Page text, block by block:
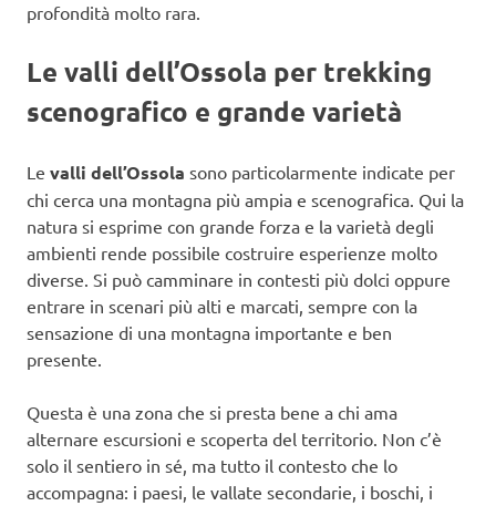
profondità molto rara.
Le valli dell’Ossola per trekking
scenografico e grande varietà
Le valli dell’Ossola sono particolarmente indicate per
chi cerca una montagna più ampia e scenografica. Qui la
natura si esprime con grande forza e la varietà degli
ambienti rende possibile costruire esperienze molto
diverse. Si può camminare in contesti più dolci oppure
entrare in scenari più alti e marcati, sempre con la
sensazione di una montagna importante e ben
presente.
Questa è una zona che si presta bene a chi ama
alternare escursioni e scoperta del territorio. Non c’è
solo il sentiero in sé, ma tutto il contesto che lo
accompagna: i paesi, le vallate secondarie, i boschi, i